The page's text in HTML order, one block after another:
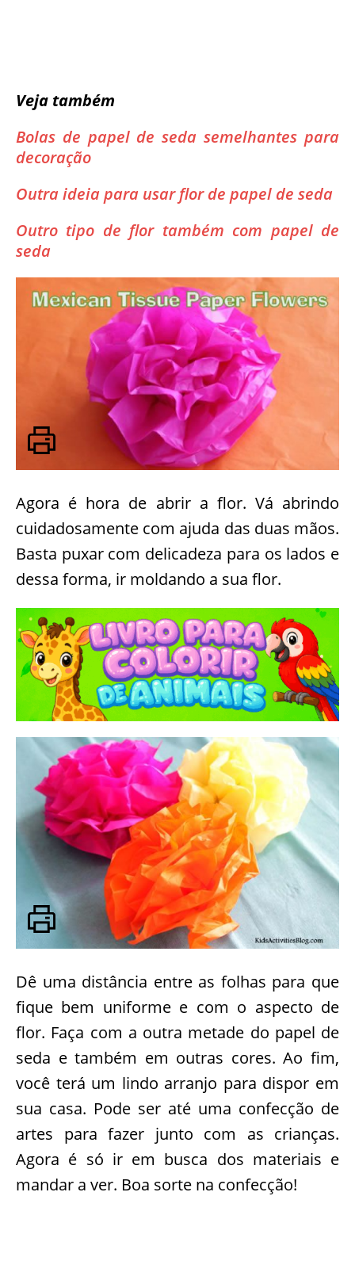
Veja também
Bolas de papel de seda semelhantes para
decoração
Outra ideia para usar flor de papel de seda
Outro tipo de flor também com papel de
seda
Agora é hora de abrir a flor. Vá abrindo
cuidadosamente com ajuda das duas mãos.
Basta puxar com delicadeza para os lados e
dessa forma, ir moldando a sua flor.
Dê uma distância entre as folhas para que
fique bem uniforme e com o aspecto de
flor. Faça com a outra metade do papel de
seda e também em outras cores. Ao fim,
você terá um lindo arranjo para dispor em
sua casa. Pode ser até uma confecção de
artes para fazer junto com as crianças.
Agora é só ir em busca dos materiais e
mandar a ver. Boa sorte na confecção!